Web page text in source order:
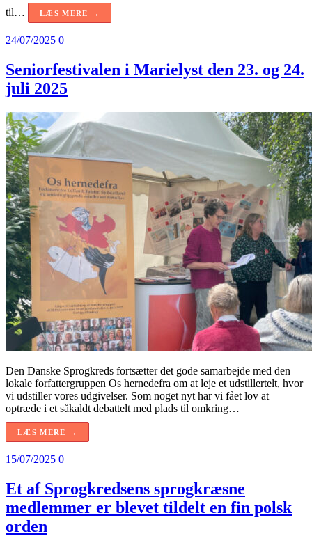
til…
LÆS MERE →
24/07/2025 0
Seniorfestivalen i Marielyst den 23. og 24.
juli 2025
Den Danske Sprogkreds fortsætter det gode samarbejde med den
lokale forfattergruppen Os hernedefra om at leje et udstillertelt, hvor
vi udstiller vores udgivelser. Som noget nyt har vi fået lov at
optræde i et såkaldt debattelt med plads til omkring…
LÆS MERE →
15/07/2025 0
Et af Sprogkredsens sprogkræsne
medlemmer er blevet tildelt en fin polsk
orden